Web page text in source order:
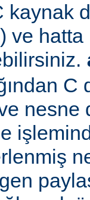
kaynak
ve
nesne